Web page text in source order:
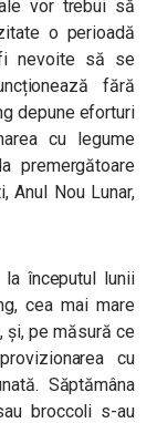
vor trebui să
o perioadă
nevoite să se
fără
depune eforturi
cu legume
premergătoare
Anul Nou Lunar,
începutul lunii
cea mai mare
și, pe măsură ce
cu
Săptămâna
broccoli s-au